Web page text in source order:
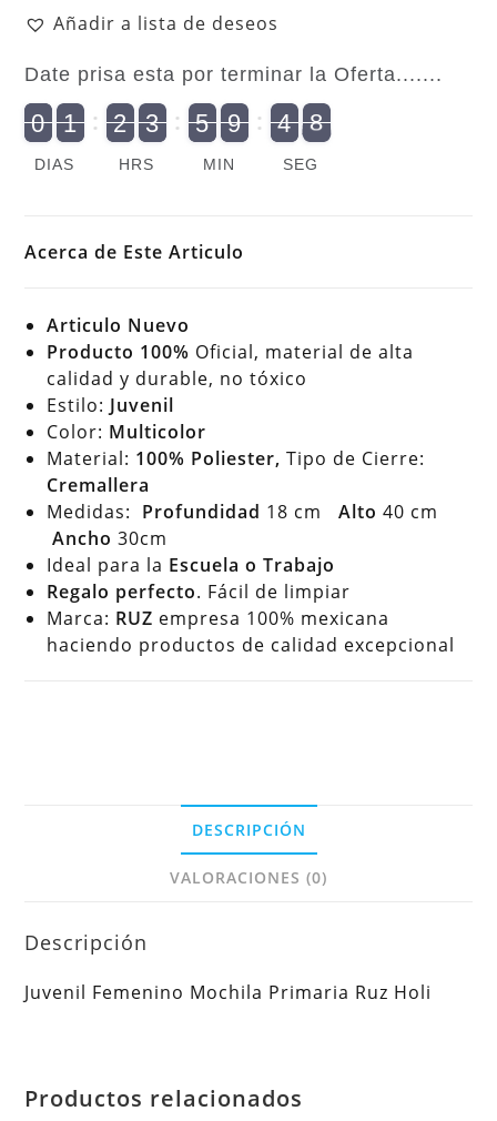
Primaria
Holi
cantidad
Añadir a lista de deseos
Date prisa esta por terminar la Oferta.......
9
9
0
0 2
1
1 0
2
2 0
3
3 0
5
5 0
9
9 5
4
4 8
8
7
DIAS HRS MIN SEG
Acerca de Este Articulo
Articulo Nuevo
Producto 100% Oficial, material de alta
calidad y durable, no tóxico
Estilo: Juvenil
Color: Multicolor
Material: 100% Poliester, Tipo de Cierre:
Cremallera
Medidas: Profundidad 18 cmAlto 40 cm
Ancho 30cm
Ideal para la Escuela o Trabajo
Regalo perfecto. Fácil de limpiar
Marca: RUZ empresa 100% mexicana
haciendo productos de calidad excepcional
DESCRIPCIÓN
VALORACIONES (0)
Descripción
Juvenil Femenino Mochila Primaria Ruz Holi
Productos relacionados